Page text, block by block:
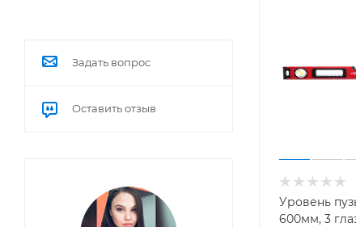
Уровень
600мм, 3
Задать вопрос
Оставить отзыв